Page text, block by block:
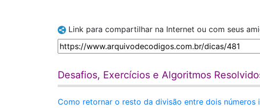
Link para compartilhar na Internet ou com seus
Desafios, Exercícios e Algoritmos
Como retornar o resto da divisão entre dois